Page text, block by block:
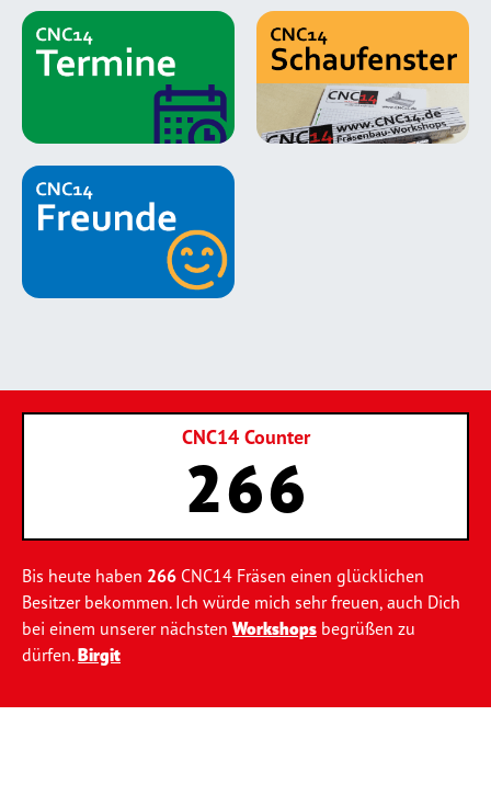
CNC14 Counter
266
Bis heute haben 266 CNC14 Fräsen einen glücklichen
Besitzer bekommen. Ich würde mich sehr freuen, auch Dich
bei einem unserer nächsten Workshops begrüßen zu
dürfen.Birgit